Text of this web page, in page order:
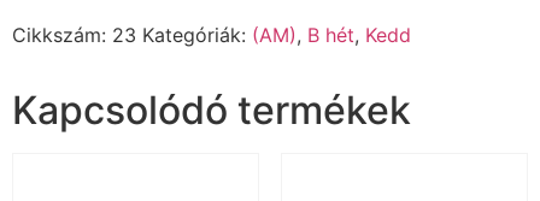
Cikkszám: 23 Kategóriák: (AM), B hét, Kedd
Kapcsolódó termékek